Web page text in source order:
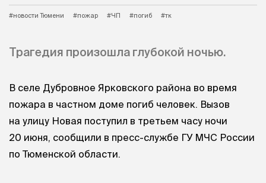
#новости Тюмени #пожар #ЧП #погиб #тк
Трагедия произошла глубокой ночью.
В селе Дубровное Ярковского района во время
пожара в частном доме погиб человек. Вызов
на улицу Новая поступил в третьем часу ночи
20 июня, сообщили в пресс-службе ГУ МЧС России
по Тюменской области.